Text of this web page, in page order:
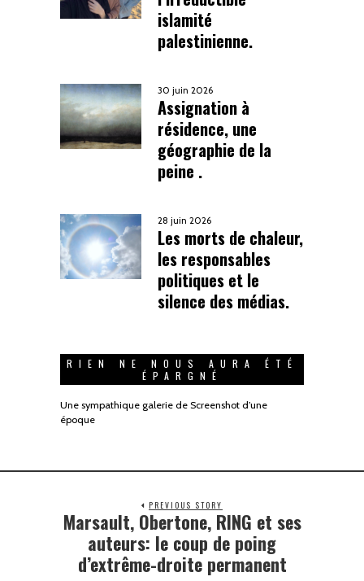
islamité
palestinienne.
30 juin 2026
Assignation à
résidence, une
géographie de la
peine .
28 juin 2026
Les morts de chaleur,
les responsables
politiques et le
silence des médias.
RIEN NE NOUS AURA ÉTÉ
ÉPARGNÉ
Une sympathique galerie de Screenshot d’une
époque
PREVIOUS STORY
Marsault, Obertone, RING et ses
auteurs: le coup de poing
d’extrême-droite permanent